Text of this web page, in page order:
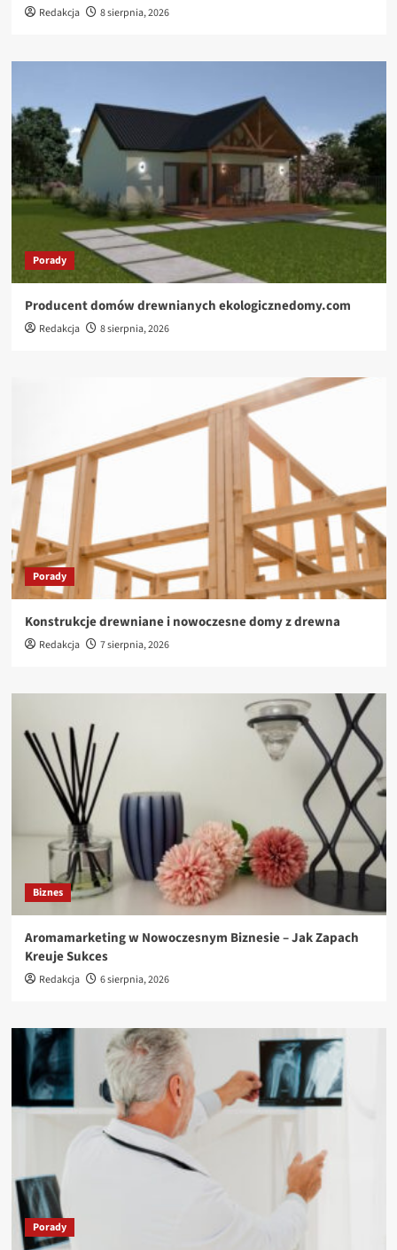
Redakcja 8 sierpnia, 2026
Porady
Producent domów drewnianych ekologicznedomy.com
Redakcja 8 sierpnia, 2026
Porady
Konstrukcje drewniane i nowoczesne domy z drewna
Redakcja 7 sierpnia, 2026
Biznes
Aromamarketing w Nowoczesnym Biznesie – Jak Zapach
Kreuje Sukces
Redakcja 6 sierpnia, 2026
Porady